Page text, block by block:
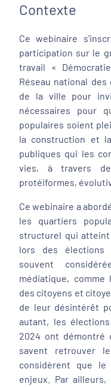
Contexte
Ce webinaire
participation sur le
travail «
Réseau national
de la ville pour
nécessaires pour
populaires soient
la construction et
publiques qui les
vies, à travers
protéiformes,
Ce webinaire a
les quartiers
structurel qui atteint
lors des élections
souvent
médiatique, comme
des citoyens et
de leur désintérêt
autant, les
2024 ont démontré
savent retrouver
considèrent que
enjeux. Par